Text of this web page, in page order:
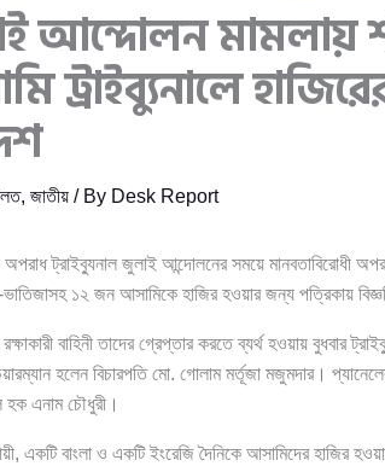
আন্দোলন মামলায়
ট্রাইব্যুনালে
, জাতীয়/ By Desk Report
ট্রাইব্যুনাল জুলাই আন্দোলনের সময়ে মানবতাবিরোধী
১২ জন আসামিকে হাজির হওয়ার জন্য পত্রিকায়
বাহিনী তাদের গ্রেপ্তার করতে ব্যর্থ হওয়ায় বুধবার
হলেন বিচারপতি মো. গোলাম মর্তূজা মজুমদার।
এনাম চৌধুরী।
একটি বাংলা ও একটি ইংরেজি দৈনিকে আসামিদের হাজির